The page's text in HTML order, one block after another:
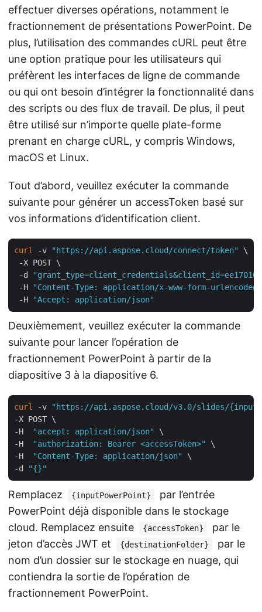
effectuer diverses opérations, notamment le
fractionnement de présentations PowerPoint. De
plus, l’utilisation des commandes cURL peut être
une option pratique pour les utilisateurs qui
préfèrent les interfaces de ligne de commande
ou qui ont besoin d’intégrer la fonctionnalité dans
des scripts ou des flux de travail. De plus, il peut
être utilisé sur n’importe quelle plate-forme
prenant en charge cURL, y compris Windows,
macOS et Linux.
Tout d’abord, veuillez exécuter la commande
suivante pour générer un accessToken basé sur
vos informations d’identification client.
curl -v "https://api.aspose.cloud/connect/token"
\
-X POST \
-d
-H
"Content-Type: application/x-www-form-urlencoded"
-H
"Accept: application/json"
Deuxièmement, veuillez exécuter la commande
suivante pour lancer l’opération de
fractionnement PowerPoint à partir de la
diapositive 3 à la diapositive 6.
curl -v
"https://api.aspose.cloud/v3.0/slides/
-X POST \
-H
"accept: application/json"
\
-H
"authorization: Bearer <accessToken>"
\
-H
"Content-Type: application/json"
\
-d
"{}"
Remplacez {inputPowerPoint}
par l’entrée
PowerPoint déjà disponible dans le stockage
cloud. Remplacez ensuite
{accessToken}
par le
jeton d’accès JWT et
{destinationFolder}
par le
nom d’un dossier sur le stockage en nuage, qui
contiendra la sortie de l’opération de
fractionnement PowerPoint.